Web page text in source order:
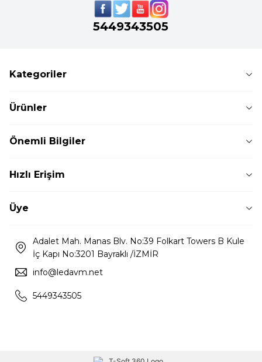
5449343505
Kategoriler
Ürünler
Önemli Bilgiler
Hızlı Erişim
Üye
Adalet Mah. Manas Blv. No:39 Folkart Towers B Kule
İç Kapı No:3201 Bayraklı /İZMİR
info@ledavm.net
5449343505